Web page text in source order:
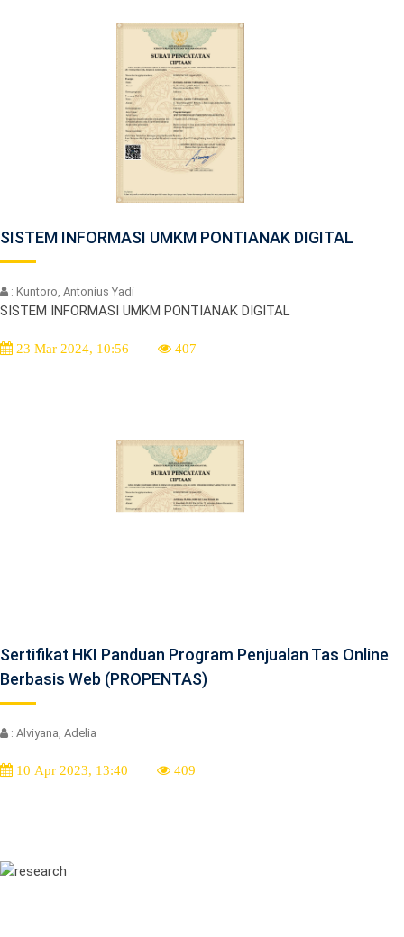
SISTEM INFORMASI UMKM PONTIANAK DIGITAL
: Kuntoro, Antonius Yadi
SISTEM INFORMASI UMKM PONTIANAK DIGITAL
23 Mar 2024, 10:56 407
Sertifikat HKI Panduan Program Penjualan Tas Online
Berbasis Web (PROPENTAS)
: Alviyana, Adelia
10 Apr 2023, 13:40 409